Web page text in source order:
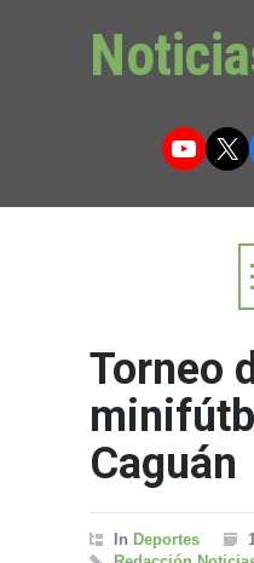
X
Torneo
Caguán
In Deportes